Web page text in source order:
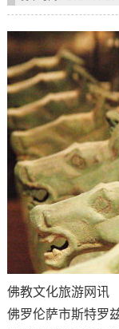
佛教文化旅游网讯
佛罗伦萨市斯特罗